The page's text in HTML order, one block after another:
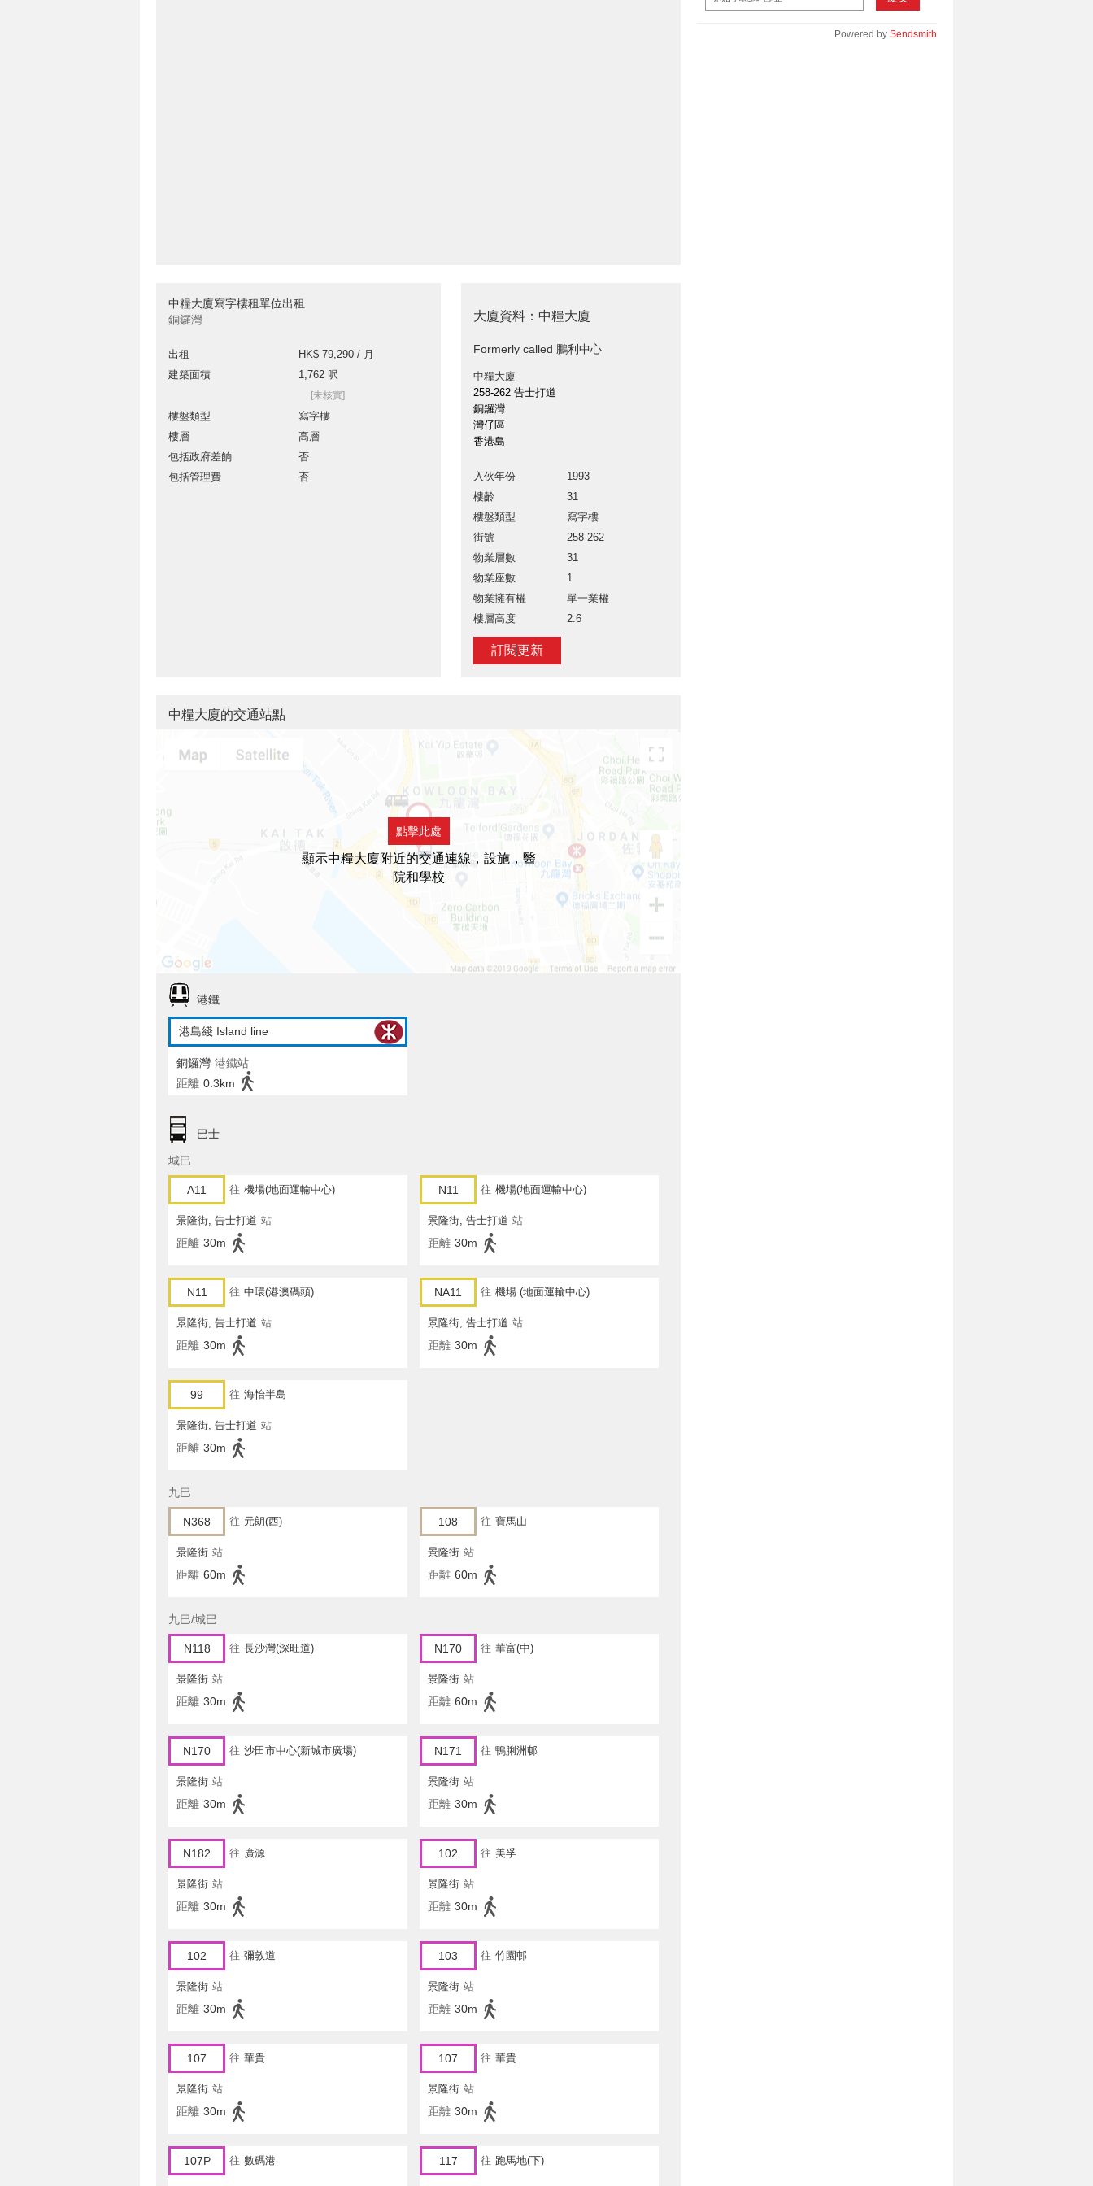
中糧大廈寫字樓租單位出租
銅鑼灣
出租
HK$ 79,290 / 月
建築面積
1,762 呎
[未核實]
樓盤類型
寫字樓
樓層
高層
包括政府差餉
否
包括管理費
否
大廈資料：中糧大廈
Formerly called 鵬利中心
中糧大廈
258-262 告士打道
銅鑼灣
灣仔區
香港島
入伙年份
1993
樓齡
31
樓盤類型
寫字樓
街號
258-262
物業層數
31
物業座數
1
物業擁有權
單一業權
樓層高度
2.6
訂閱更新
Powered by Sendsmith
中糧大廈的交通站點
點擊此處
顯示中糧大廈附近的交通連線，設施，醫
院和學校
港鐵
港島綫 Island line
銅鑼灣 港鐵站
距離 0.3km
巴士
城巴
A11 往 機場(地面運輸中心)
景隆街, 告士打道 站
距離 30m
N11 往 機場(地面運輸中心)
景隆街, 告士打道 站
距離 30m
N11 往 中環(港澳碼頭)
景隆街, 告士打道 站
距離 30m
NA11 往 機場 (地面運輸中心)
景隆街, 告士打道 站
距離 30m
99 往 海怡半島
景隆街, 告士打道 站
距離 30m
九巴
N368 往 元朗(西)
景隆街 站
距離 60m
108 往 寶馬山
景隆街 站
距離 60m
九巴/城巴
N118 往 長沙灣(深旺道)
景隆街 站
距離 30m
N170 往 華富(中)
景隆街 站
距離 60m
N170 往 沙田市中心(新城市廣場)
景隆街 站
距離 30m
N171 往 鴨脷洲邨
景隆街 站
距離 30m
N182 往 廣源
景隆街 站
距離 30m
102 往 美孚
景隆街 站
距離 30m
102 往 彌敦道
景隆街 站
距離 30m
103 往 竹園邨
景隆街 站
距離 30m
107 往 華貴
景隆街 站
距離 30m
107 往 華貴
景隆街 站
距離 30m
107P 往 數碼港 117 往 跑馬地(下)